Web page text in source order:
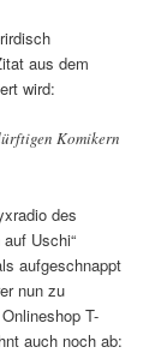
aus dem
wird:
Komikern
des
Uschi“
aufgeschnappt
nun zu
T-
auch noch ab: